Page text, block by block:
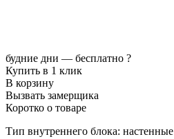
будние дни — бесплатно ?
Купить в 1 клик
В корзину
Вызвать замерщика
Коротко о товаре
Тип внутреннего блока: настенные